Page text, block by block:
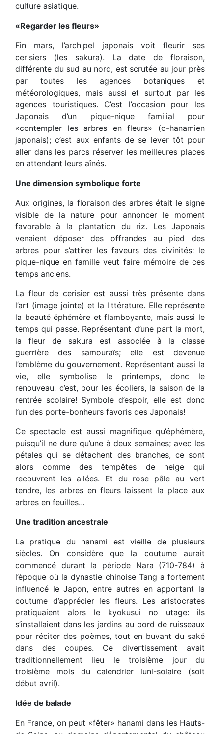
culture asiatique.
«Regarder les fleurs»
Fin mars, l’archipel japonais voit fleurir ses
cerisiers (les sakura). La date de floraison,
différente du sud au nord, est scrutée au jour près
par toutes les agences botaniques et
météorologiques, mais aussi et surtout par les
agences touristiques. C’est l’occasion pour les
Japonais d’un pique-nique familial pour
«contempler les arbres en fleurs» (o-hanamien
japonais); c’est aux enfants de se lever tôt pour
aller dans les parcs réserver les meilleures places
en attendant leurs aînés.
Une dimension symbolique forte
Aux origines, la floraison des arbres était le signe
visible de la nature pour annoncer le moment
favorable à la plantation du riz. Les Japonais
venaient déposer des offrandes au pied des
arbres pour s’attirer les faveurs des divinités; le
pique-nique en famille veut faire mémoire de ces
temps anciens.
La fleur de cerisier est aussi très présente dans
l’art (image jointe) et la littérature. Elle représente
la beauté éphémère et flamboyante, mais aussi le
temps qui passe. Représentant d’une part la mort,
la fleur de sakura est associée à la classe
guerrière des samouraïs; elle est devenue
l’emblème du gouvernement. Représentant aussi la
vie, elle symbolise le printemps, donc le
renouveau: c’est, pour les écoliers, la saison de la
rentrée scolaire! Symbole d’espoir, elle est donc
l’un des porte-bonheurs favoris des Japonais!
Ce spectacle est aussi magnifique qu’éphémère,
puisqu’il ne dure qu’une à deux semaines; avec les
pétales qui se détachent des branches, ce sont
alors comme des tempêtes de neige qui
recouvrent les allées. Et du rose pâle au vert
tendre, les arbres en fleurs laissent la place aux
arbres en feuilles…
Une tradition ancestrale
La pratique du hanami est vieille de plusieurs
siècles. On considère que la coutume aurait
commencé durant la période Nara (710-784) à
l’époque où la dynastie chinoise Tang a fortement
influencé le Japon, entre autres en apportant la
coutume d’apprécier les fleurs. Les aristocrates
pratiquaient alors le kyokusui no utage: ils
s’installaient dans les jardins au bord de ruisseaux
pour réciter des poèmes, tout en buvant du saké
dans des coupes. Ce divertissement avait
traditionnellement lieu le troisième jour du
troisième mois du calendrier luni-solaire (soit
début avril).
Idée de balade
En France, on peut «fêter» hanami dans les Hauts-